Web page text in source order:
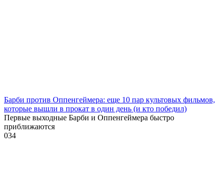
Барби против Оппенгеймера: еще 10 пар культовых фильмов,
которые вышли в прокат в один день (и кто победил)
Первые выходные Барби и Оппенгеймера быстро
приближаются
034